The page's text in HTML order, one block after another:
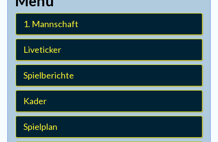
1. Mannschaft
Liveticker
Spielberichte
Kader
Spielplan